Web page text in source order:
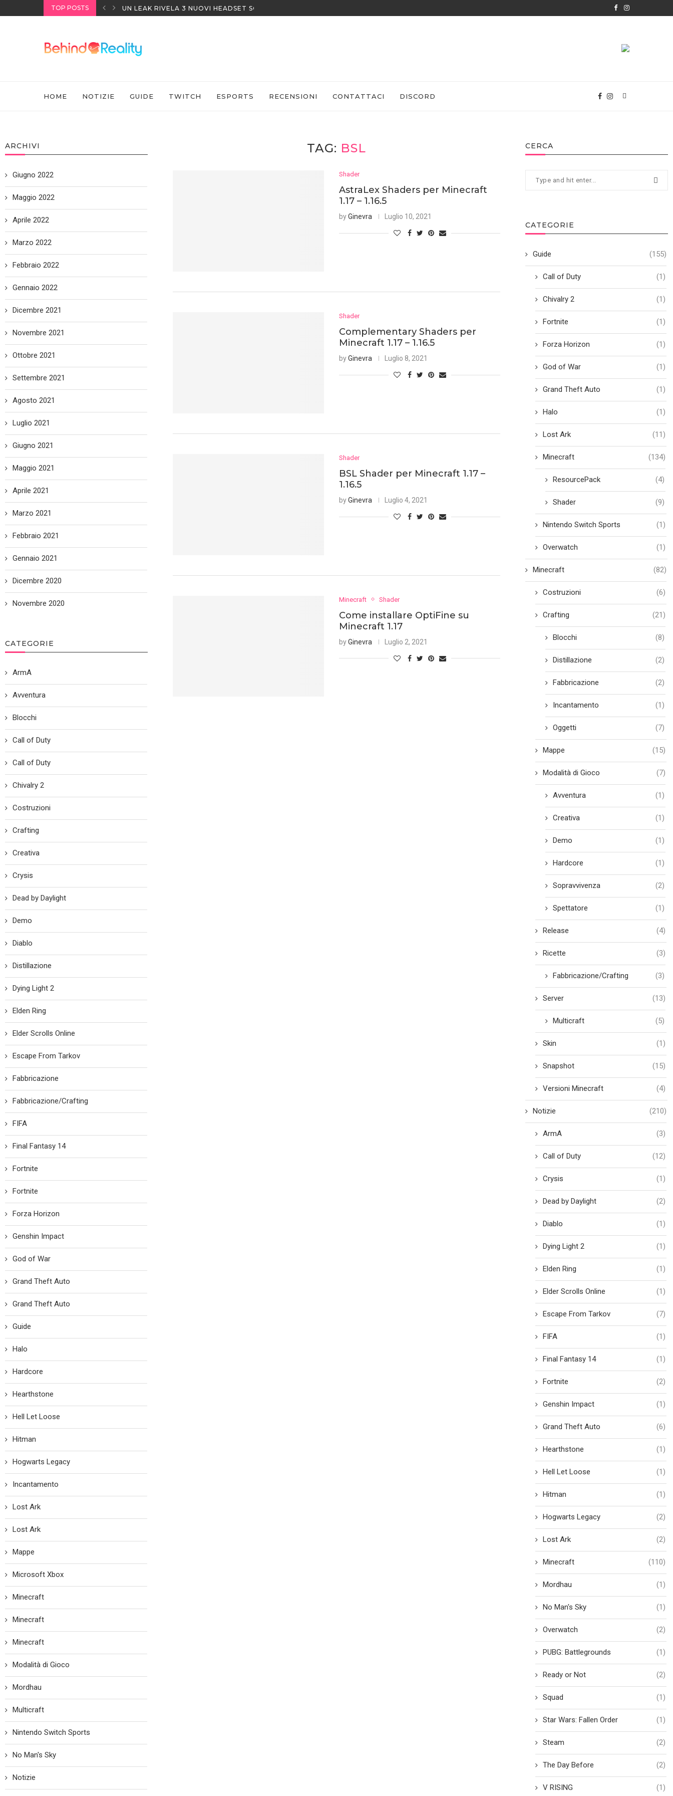
TOP POSTS UN LEAK RIVELA 3 NUOVI HEADSET SONY
HOME NOTIZIE GUIDE TWITCH ESPORTS RECENSIONI CONTATTACI DISCORD
TAG: BSL
Shader
AstraLex Shaders per Minecraft
1.17 – 1.16.5
byGinevra Luglio 10, 2021
Shader
Complementary Shaders per
Minecraft 1.17 – 1.16.5
byGinevra Luglio 8, 2021
Shader
BSL Shader per Minecraft 1.17 –
1.16.5
byGinevra Luglio 4, 2021
Minecraft Shader
Come installare OptiFine su
Minecraft 1.17
byGinevra Luglio 2, 2021
CERCA
CATEGORIE
Guide (155)
Call of Duty (1)
Chivalry 2 (1)
Fortnite (1)
Forza Horizon (1)
God of War (1)
Grand Theft Auto (1)
Halo (1)
Lost Ark (11)
Minecraft (134)
ResourcePack (4)
Shader (9)
Nintendo Switch Sports (1)
Overwatch (1)
Minecraft (82)
Costruzioni (6)
Crafting (21)
Blocchi (8)
Distillazione (2)
Fabbricazione (2)
Incantamento (1)
Oggetti (7)
Mappe (15)
Modalità di Gioco (7)
Avventura (1)
Creativa (1)
Demo (1)
Hardcore (1)
Sopravvivenza (2)
Spettatore (1)
Release (4)
Ricette (3)
Fabbricazione/Crafting (3)
Server (13)
Multicraft (5)
Skin (1)
Snapshot (15)
Versioni Minecraft (4)
Notizie (210)
ArmA (3)
Call of Duty (12)
Crysis (1)
Dead by Daylight (2)
Diablo (1)
Dying Light 2 (1)
Elden Ring (1)
Elder Scrolls Online (1)
Escape From Tarkov (7)
FIFA (1)
Final Fantasy 14 (1)
Fortnite (2)
Genshin Impact (1)
Grand Theft Auto (6)
Hearthstone (1)
Hell Let Loose (1)
Hitman (1)
Hogwarts Legacy (2)
Lost Ark (2)
Minecraft (110)
Mordhau (1)
No Man's Sky (1)
Overwatch (2)
PUBG: Battlegrounds (1)
Ready or Not (2)
Squad (1)
Star Wars: Fallen Order (1)
Steam (2)
The Day Before (2)
V RISING (1)
ARCHIVI
Giugno 2022
Maggio 2022
Aprile 2022
Marzo 2022
Febbraio 2022
Gennaio 2022
Dicembre 2021
Novembre 2021
Ottobre 2021
Settembre 2021
Agosto 2021
Luglio 2021
Giugno 2021
Maggio 2021
Aprile 2021
Marzo 2021
Febbraio 2021
Gennaio 2021
Dicembre 2020
Novembre 2020
CATEGORIE
ArmA
Avventura
Blocchi
Call of Duty
Call of Duty
Chivalry 2
Costruzioni
Crafting
Creativa
Crysis
Dead by Daylight
Demo
Diablo
Distillazione
Dying Light 2
Elden Ring
Elder Scrolls Online
Escape From Tarkov
Fabbricazione
Fabbricazione/Crafting
FIFA
Final Fantasy 14
Fortnite
Fortnite
Forza Horizon
Genshin Impact
God of War
Grand Theft Auto
Grand Theft Auto
Guide
Halo
Hardcore
Hearthstone
Hell Let Loose
Hitman
Hogwarts Legacy
Incantamento
Lost Ark
Lost Ark
Mappe
Microsoft Xbox
Minecraft
Minecraft
Minecraft
Modalità di Gioco
Mordhau
Multicraft
Nintendo Switch Sports
No Man's Sky
Notizie